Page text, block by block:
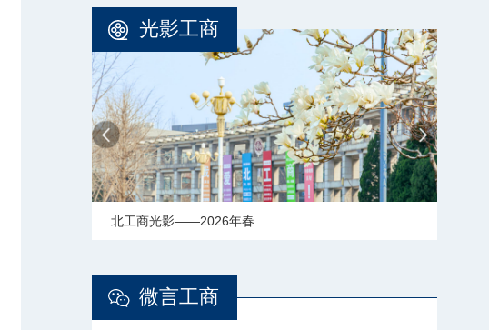
光影工商
北工商光影——2025年冬天
微言工商